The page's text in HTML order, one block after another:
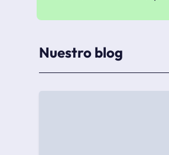
Nuestro blog